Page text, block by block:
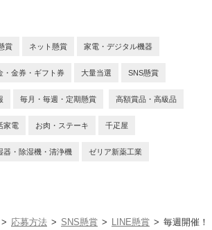
賞 ネット懸賞 家電・デジタル機器
・金券・ギフト券 大量当選 SNS懸賞
毎月・毎週・定期懸賞 高額賞品・高級品
家電 お肉・ステーキ 千疋屋
器・除湿機・清浄機 ゼリア新薬工業
応募方法 SNS懸賞 LINE懸賞
毎週開催！